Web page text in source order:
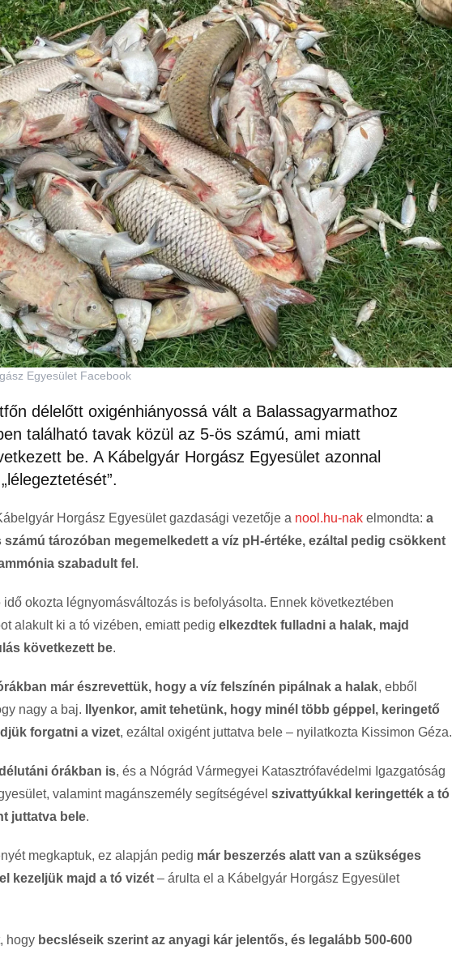
Egyesület Facebook
délelőtt oxigénhiányossá vált a Balassagyarmathoz
található tavak közül az 5-ös számú, ami miatt
be. A Kábelgyár Horgász Egyesület azonnal
Horgász Egyesület gazdasági vezetője a nool.hu-nak elmondta: a
számú tározóban megemelkedett a víz pH-értéke, ezáltal pedig csökkent
szabadult fel .
idő okozta légnyomásváltozás is befolyásolta. Ennek következtében
alakult ki a tó vizében, emiatt pedig elkezdtek fulladni a halak, majd
következett be.
már észrevettük, hogy a víz felszínén pipálnak a halak, ebből
nagy a baj.
Ilyenkor, amit tehetünk, hogy minél több géppel, keringető
forgatni a vizet, ezáltal oxigént juttatva bele – nyilatkozta Kissimon Géza.
órákban is, és a Nógrád Vármegyei Katasztrófavédelmi Igazgatóság
valamint magánszemély segítségével szivattyúkkal keringették a tó
juttatva bele.
megkaptuk, ez alapján pedig már beszerzés alatt van a szükséges
kezeljük majd a tó vizét – árulta el a Kábelgyár Horgász Egyesület
hogy becsléseik szerint az anyagi kár jelentős, és legalább 500-600